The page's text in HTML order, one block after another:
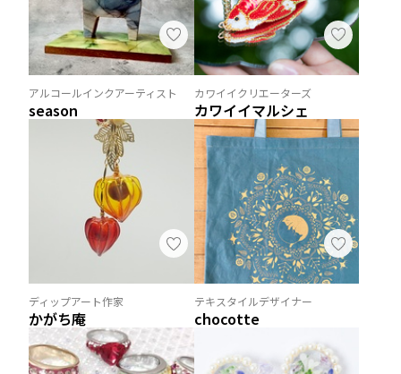
アルコールインクアーティスト
season
カワイイクリエーターズ
カワイイマルシェ
ディップアート作家
かがち庵
テキスタイルデザイナー
chocotte